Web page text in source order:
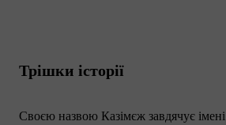
Трішки історії
Своєю назвою Казімєж завдячує